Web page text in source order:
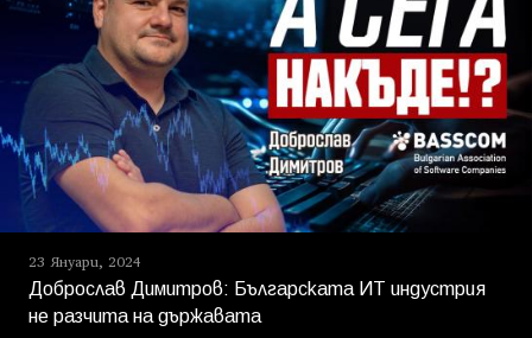
23 Януари, 2024
Доброслав Димитров: Българската ИТ индустрия
не разчита на държавата